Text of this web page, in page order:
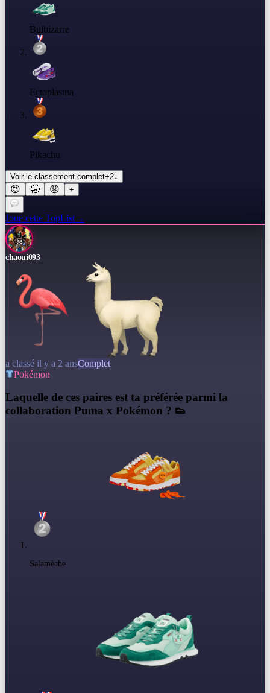
Bulbizarre
Ectoplasma
Pikachu
Voir le classement complet+2↓
😍 🥱 😡 +
Joue cette TopList→
chaoui093
a classé il y a 2 ansComplet
Pokémon
Laquelle de ces paires est ta préférée parmi la
collaboration Puma x Pokémon ? 👟
Salamèche